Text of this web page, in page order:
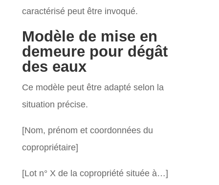
caractérisé peut être invoqué.
Modèle de mise en
demeure pour dégât
des eaux
Ce modèle peut être adapté selon la
situation précise.
[Nom, prénom et coordonnées du
copropriétaire]
[Lot n° X de la copropriété située à…]